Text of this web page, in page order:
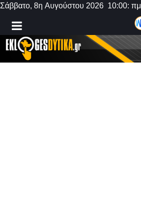
Σάββατο, 8η Αυγούστου 2026 10:00: πμ